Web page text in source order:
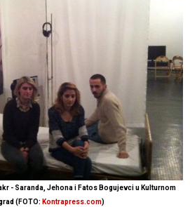
- Saranda, Jehona i Fatos Bogujevci u Kulturnom
(FOTO: Kontrapress.com)